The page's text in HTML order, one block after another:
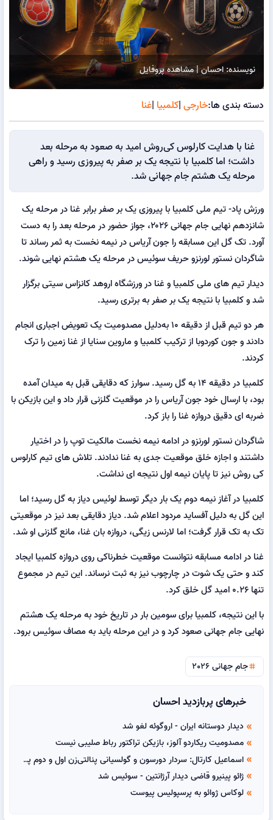
نویسنده: احسان | مشاهده پروفایل
دسته بندی ها:خارجی |کلمبیا |غنا
غنا با هدایت کارلوس کی‌روش امید به صعود به مرحله بعد
داشت؛ اما کلمبیا با نتیجه یک بر صفر به پیروزی رسید و راهی
مرحله یک هشتم جام جهانی شد.
ورزش پاد- تیم ملی کلمبیا با پیروزی یک بر صفر برابر غنا در مرحله یک
شانزدهم نهایی جام جهانی ۲۰۲۶، جواز حضور در مرحله بعد را به دست
آورد. تک گل این مسابقه را جون آریاس در نیمه نخست به ثمر رساند تا
شاگردان نستور لورنزو حریف سوئیس در مرحله یک هشتم نهایی شوند.
دیدار تیم های ملی کلمبیا و غنا در ورزشگاه اروهد کانزاس سیتی برگزار
شد و کلمبیا با نتیجه یک بر صفر به برتری رسید.
هر دو تیم قبل از دقیقه ۱۰ به‌دلیل مصدومیت یک تعویض اجباری انجام
دادند و جون کوردوبا از ترکیب کلمبیا و ماروین سنایا از غنا زمین را ترک
کردند.
کلمبیا در دقیقه ۱۴ به گل رسید. سوارز که دقایقی قبل به میدان آمده
بود، با ارسال خود جون آریاس را در موقعیت گلزنی قرار داد و این بازیکن با
ضربه ای دقیق دروازه غنا را باز کرد.
شاگردان نستور لورنزو در ادامه نیمه نخست مالکیت توپ را در اختیار
داشتند و اجازه خلق موقعیت جدی به غنا ندادند. تلاش های تیم کارلوس
کی روش نیز تا پایان نیمه اول نتیجه ای نداشت.
کلمبیا در آغاز نیمه دوم یک بار دیگر توسط لوئیس دیاز به گل رسید؛ اما
این گل به دلیل آفساید مردود اعلام شد. دیاز دقایقی بعد نیز در موقعیتی
تک به تک قرار گرفت؛ اما لارنس زیگی، دروازه بان غنا، مانع گلزنی او شد.
غنا در ادامه مسابقه نتوانست موقعیت خطرناکی روی دروازه کلمبیا ایجاد
کند و حتی یک شوت در چارچوب نیز به ثبت نرساند. این تیم در مجموع
تنها ۰.۲۶ امید گل خلق کرد.
با این نتیجه، کلمبیا برای سومین بار در تاریخ خود به مرحله یک هشتم
نهایی جام جهانی صعود کرد و در این مرحله باید به مصاف سوئیس برود.
tagجام جهانی 2026
خبرهای پربازدید احسان
double_arrow دیدار دوستانه ایران - اروگوئه لغو شد
double_arrow مصدومیت ریکاردو آلوز، بازیکن تراکتور رباط صلیبی نیست
double_arrow اسماعیل کارتال: سردار دورسون و گولسیانی پنالتی‌زن اول و دوم پرسپولیس هستند
double_arrow ژائو پینیرو قاضی دیدار آرژانتین - سوئیس شد
double_arrow لوکاس ژوائو به پرسپولیس پیوست